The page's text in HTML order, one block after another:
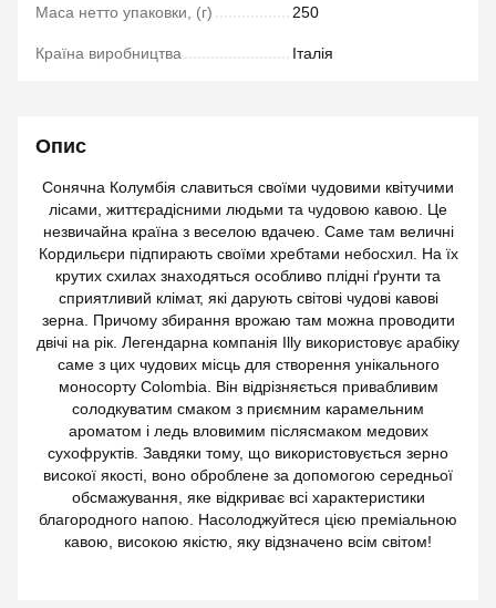
Маса нетто упаковки, (г) 250
Країна виробництва Італія
Опис
Сонячна Колумбія славиться своїми чудовими квітучими
лісами, життєрадісними людьми та чудовою кавою. Це
незвичайна країна з веселою вдачею. Саме там величні
Кордильєри підпирають своїми хребтами небосхил. На їх
крутих схилах знаходяться особливо плідні ґрунти та
сприятливий клімат, які дарують світові чудові кавові
зерна. Причому збирання врожаю там можна проводити
двічі на рік. Легендарна компанія Illy використовує арабіку
саме з цих чудових місць для створення унікального
моносорту Colombia. Він відрізняється привабливим
солодкуватим смаком з приємним карамельним
ароматом і ледь вловимим післясмаком медових
сухофруктів. Завдяки тому, що використовується зерно
високої якості, воно оброблене за допомогою середньої
обсмажування, яке відкриває всі характеристики
благородного напою. Насолоджуйтеся цією преміальною
кавою, високою якістю, яку відзначено всім світом!